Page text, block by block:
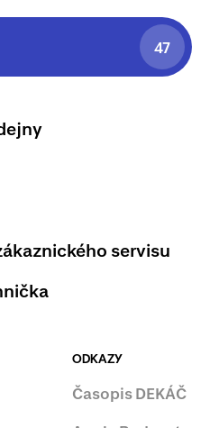
47
servisu
ODKAZY
Časopis DEKÁČ